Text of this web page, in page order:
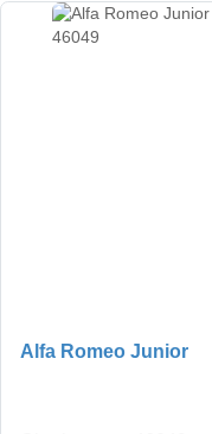
Alfa Romeo Junior